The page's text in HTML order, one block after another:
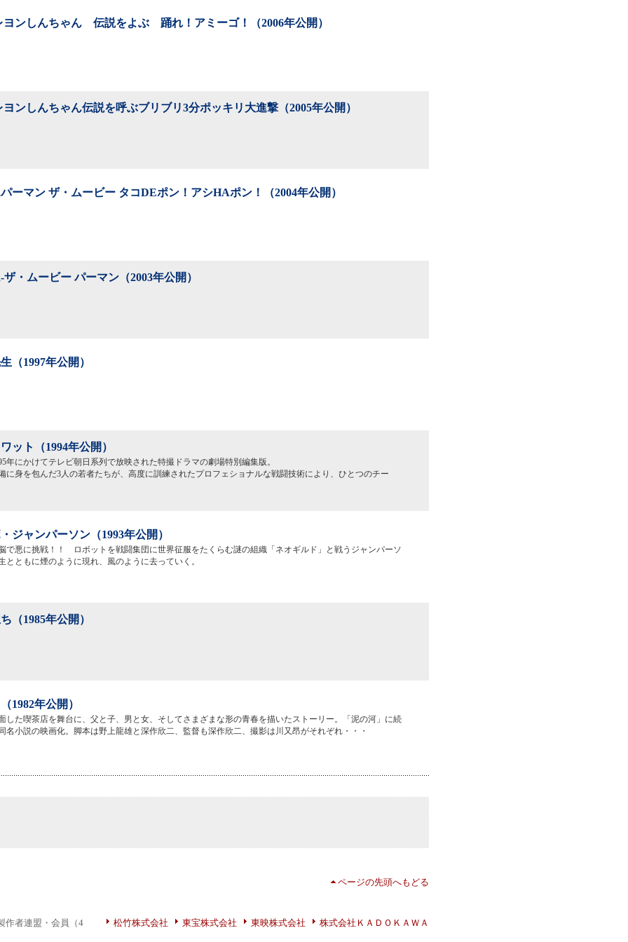
ヨンしんちゃん 伝説をよぶ 踊れ！アミーゴ！（2006年公開）
ンしんちゃん伝説を呼ぶブリブリ3分ポッキリ大進撃（2005年公開）
ーマン ザ・ムービー タコDEポン！アシHAポン！（2004年公開）
ザ・ムービー パーマン（2003年公開）
（1997年公開）
ット（1994年公開）
年にかけてテレビ朝日系列で放映された特撮ドラマの劇場特別編集版。
に身を包んだ3人の若者たちが、高度に訓練されたプロフェショナルな戦闘技術により、ひとつのチー
ジャンパーソン（1993年公開）
で悪に挑戦！！ ロボットを戦闘集団に世界征服をたくらむ謎の組織「ネオギルド」と戦うジャンパーソ
とともに煙のように現れ、風のように去っていく。
（1985年公開）
1982年公開）
した喫茶店を舞台に、父と子、男と女、そしてさまざまな形の青春を描いたストーリー。「泥の河」に続
名小説の映画化。脚本は野上龍雄と深作欣二、監督も深作欣二、撮影は川又昂がそれぞれ・・・
ページの先頭へもどる
者連盟・会員（4 松竹株式会社 東宝株式会社 東映株式会社 株式会社ＫＡＤＯＫＡＷＡ